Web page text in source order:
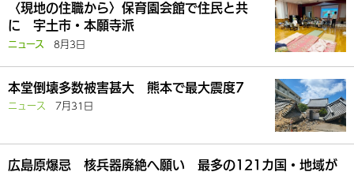
〈現地の住職から〉保育園会館で住民と共
に 宇土市・本願寺派
ニュース 8月3日
本堂倒壊多数被害甚大 熊本で最大震度7
ニュース 7月31日
広島原爆忌 核兵器廃絶へ願い 最多の121カ国・地域が